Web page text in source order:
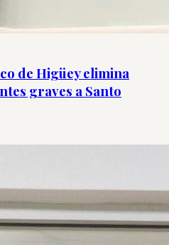
de Higüey elimina
graves a Santo